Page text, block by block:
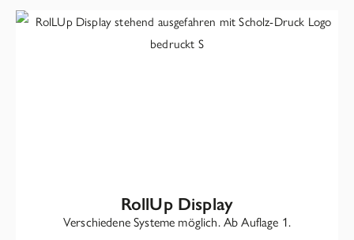
RollUp Display
Verschiedene Systeme möglich. Ab Auflage 1.